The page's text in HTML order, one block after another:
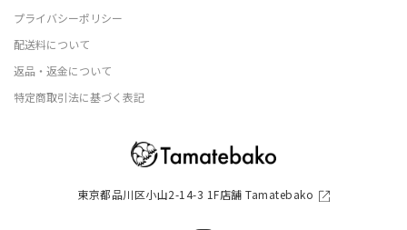
東京都品川区小山2-14-3 1F店舗 Tamatebako
プライバシーポリシー
配送料について
返品・返金について
特定商取引法に基づく表記